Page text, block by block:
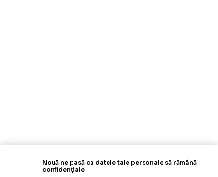
Nouă ne pasă ca datele tale personale să rămână
confidențiale